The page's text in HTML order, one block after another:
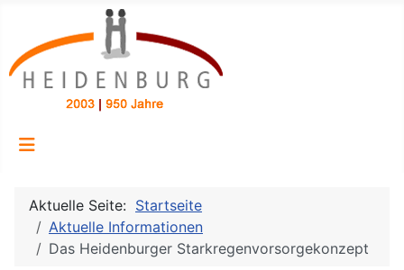
Aktuelle Seite: Startseite
Aktuelle Informationen
Das Heidenburger Starkregenvorsorgekonzept